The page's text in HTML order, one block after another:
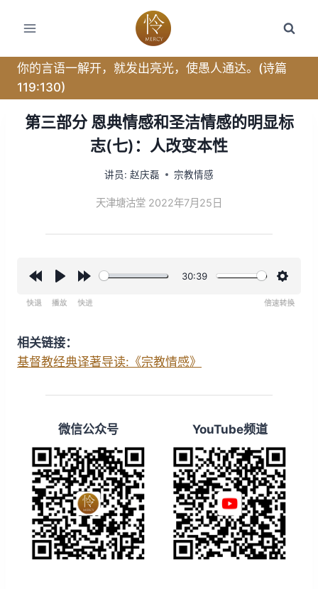
你的言语一解开，就发出亮光，使愚人通达。(诗篇
119:130)
第三部分 恩典情感和圣洁情感的明显标
志(七)：人改变本性
讲员: 赵庆磊 宗教情感
天津塘沽堂 2022年7月25日
i
n
s
y
a
1
5
s
30:39
相关链接：
基督教经典译著导读:《宗教情感》
微信公众号 YouTube频道